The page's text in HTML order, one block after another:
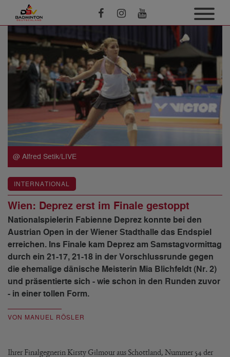
@ Alfred Setik/LIVE
INTERNATIONAL
Wien: Deprez erst im Finale gestoppt
Nationalspielerin Fabienne Deprez konnte bei den
Austrian Open in der Wiener Stadthalle das Endspiel
erreichen. Ins Finale kam Deprez am Samstagvormittag
durch ein 21-17, 21-18 in der Vorschlussrunde gegen
die ehemalige dänische Meisterin Mia Blichfeldt (Nr. 2)
und präsentierte sich - wie schon in den Runden zuvor
- in einer tollen Form.
VON MANUEL RÖSLER
Ihrer Finalgegnerin Kirsty Gilmour aus Schottland, Nummer 54 der